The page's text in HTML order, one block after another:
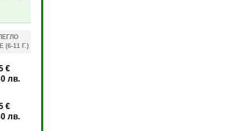
(6-11 Г.)
€
лв.
€
лв.